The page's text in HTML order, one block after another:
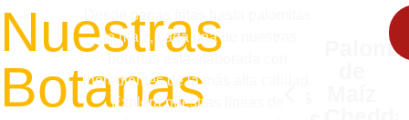
Nuestras
Botanas
Desde papas fritas hasta palomitas
de maíz, cada una de nuestras
ingredientes de la más alta calidad.
Explora nuestras líneas de